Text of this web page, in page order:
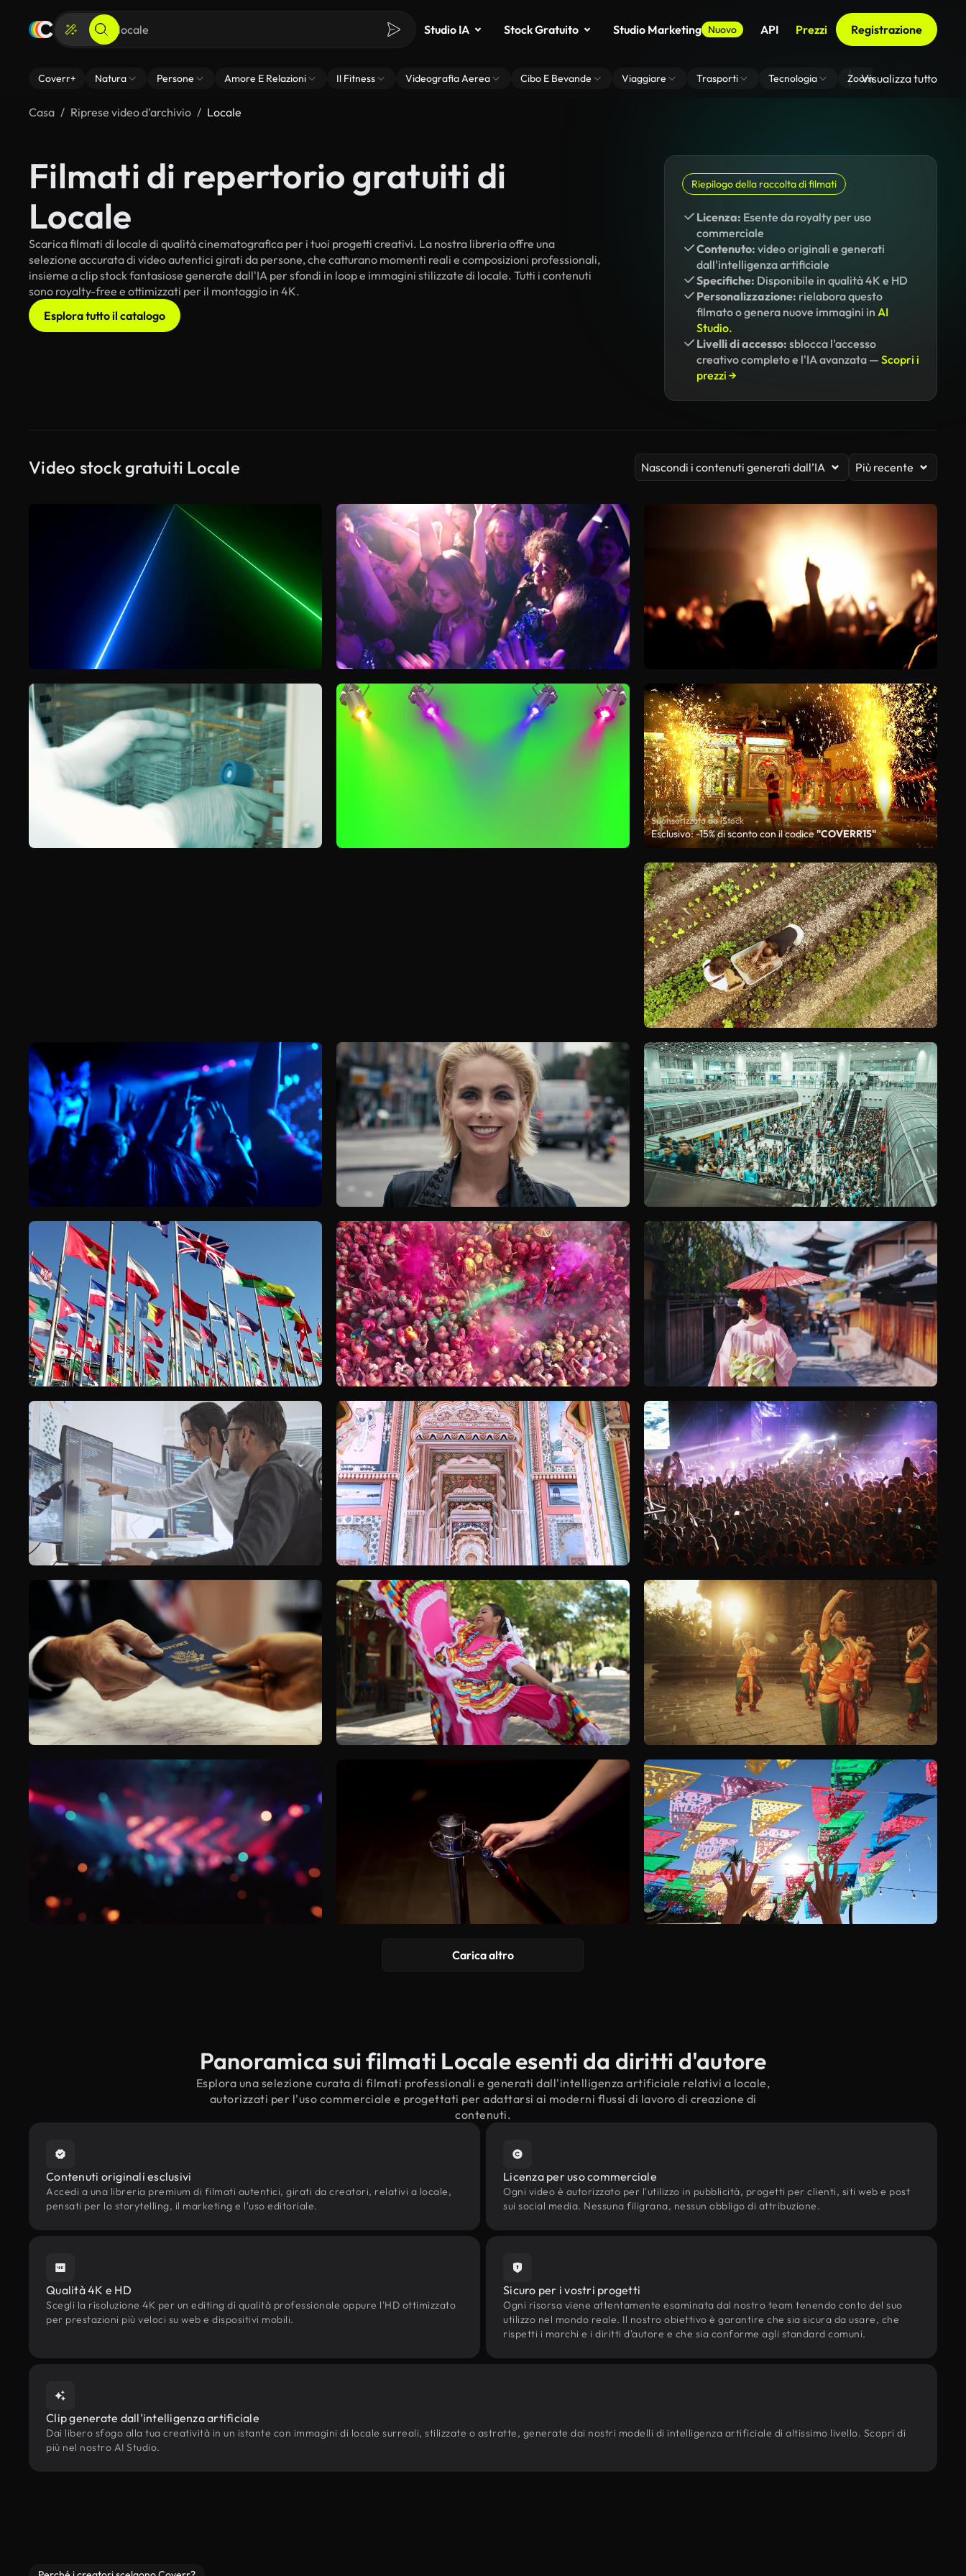
Studio IA Stock Gratuito Studio Marketing Nuovo API Prezzi Registrazione
Coverr+ Natura Persone Amore E Relazioni Il Fitness Videografia Aerea Cibo E Bevande Viaggiare Trasporti Tecnologia Zoom Di Sfondo Virtuale
Visualizza tutto
Casa Riprese video d’archivio Locale
Filmati di repertorio gratuiti di
Locale
Scarica filmati di locale di qualità cinematografica per i tuoi progetti creativi. La nostra libreria offre una
selezione accurata di video autentici girati da persone, che catturano momenti reali e composizioni professionali,
insieme a clip stock fantasiose generate dall'IA per sfondi in loop e immagini stilizzate di locale. Tutti i contenuti
sono royalty-free e ottimizzati per il montaggio in 4K.
Esplora tutto il catalogo
Riepilogo della raccolta di filmati
Licenza: Esente da royalty per uso
commerciale
Contenuto: video originali e generati
dall'intelligenza artificiale
Specifiche: Disponibile in qualità 4K e HD
Personalizzazione: rielabora questo
filmato o genera nuove immagini in AI
Studio.
Livelli di accesso: sblocca l'accesso
creativo completo e l'IA avanzata — Scopri i
prezzi →
Video stock gratuiti Locale Nascondi i contenuti generati dall’IA Più recente
Sponsorizzato da iStock
Esclusivo: -15% di sconto con il codice"COVERR15"
Carica altro
Panoramica sui filmati Locale esenti da diritti d'autore
Esplora una selezione curata di filmati professionali e generati dall'intelligenza artificiale relativi a locale,
autorizzati per l'uso commerciale e progettati per adattarsi ai moderni flussi di lavoro di creazione di
contenuti.
Contenuti originali esclusivi
Accedi a una libreria premium di filmati autentici, girati da creatori, relativi a locale,
pensati per lo storytelling, il marketing e l'uso editoriale.
Licenza per uso commerciale
Ogni video è autorizzato per l'utilizzo in pubblicità, progetti per clienti, siti web e post
sui social media. Nessuna filigrana, nessun obbligo di attribuzione.
Qualità 4K e HD
Scegli la risoluzione 4K per un editing di qualità professionale oppure l'HD ottimizzato
per prestazioni più veloci su web e dispositivi mobili.
Sicuro per i vostri progetti
Ogni risorsa viene attentamente esaminata dal nostro team tenendo conto del suo
utilizzo nel mondo reale. Il nostro obiettivo è garantire che sia sicura da usare, che
rispetti i marchi e i diritti d'autore e che sia conforme agli standard comuni.
Clip generate dall'intelligenza artificiale
Dai libero sfogo alla tua creatività in un istante con immagini di locale surreali, stilizzate o astratte, generate dai nostri modelli di intelligenza artificiale di altissimo livello. Scopri di
più nel nostro AI Studio.